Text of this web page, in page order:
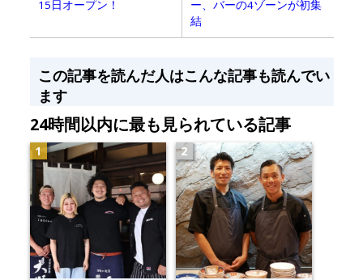
15日オープン！
ー、バーの4ゾーンが初集
結
この記事を読んだ人はこんな記事も読んでい
ます
24時間以内に最も見られている記事